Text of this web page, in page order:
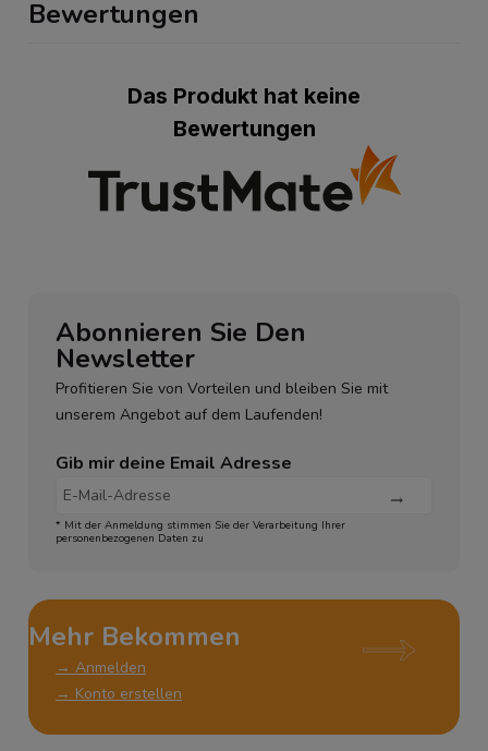
Bewertungen
Das Produkt hat keine
Bewertungen
Abonnieren Sie Den
Newsletter
Profitieren Sie von Vorteilen und bleiben Sie mit
unserem Angebot auf dem Laufenden!
Gib mir deine Email Adresse
* Mit der Anmeldung stimmen Sie der Verarbeitung Ihrer
personenbezogenen Daten zu
Mehr Bekommen
→ Anmelden
→ Konto erstellen